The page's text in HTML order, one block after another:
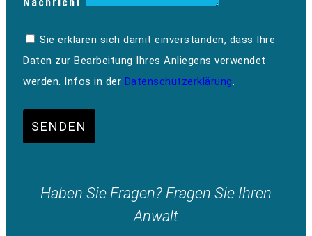
Nachricht
Sie erklären sich damit einverstanden, dass Ihre
Daten zur Bearbeitung Ihres Anliegens verwendet
werden. Infos in der Datenschutzerklärung.
SENDEN
Haben Sie Fragen? Fragen Sie Ihren
Anwalt